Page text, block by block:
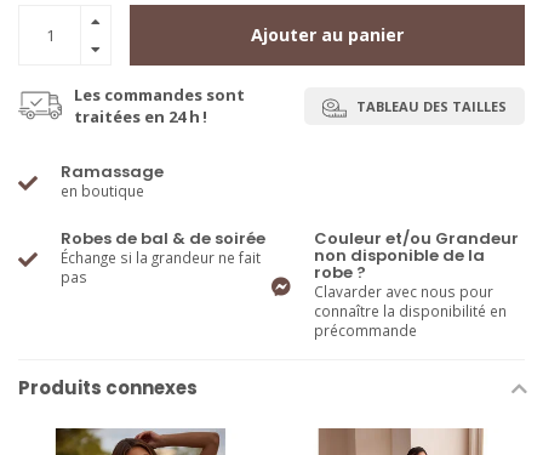
Ajouter au panier
Les commandes sont
traitées en 24 h !
TABLEAU DES TAILLES
Ramassage
en boutique
Robes de bal & de soirée
Échange si la grandeur ne fait
pas
Couleur et/ou Grandeur
non disponible de la
robe ?
Clavarder avec nous pour
connaître la disponibilité en
précommande
Produits connexes